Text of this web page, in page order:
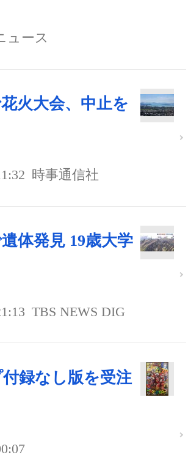
ュース
火大会、中止を
時事通信社
体発見 19歳大学
TBS NEWS DIG
録なし版を受注